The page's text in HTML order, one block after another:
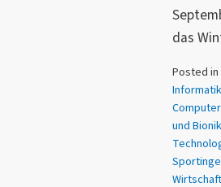
das
Posted in
und Bionik